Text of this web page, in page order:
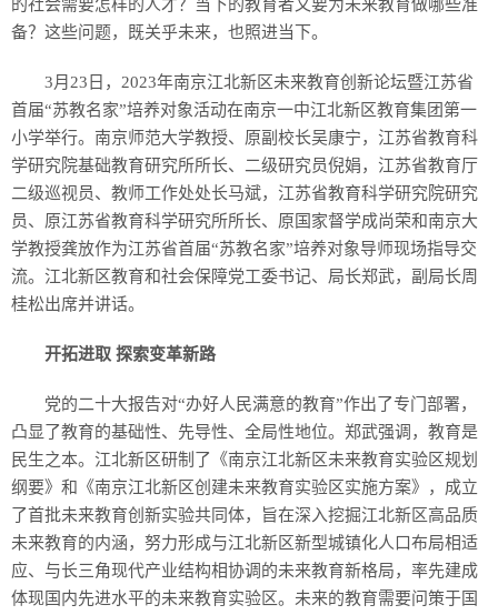
的社会需要怎样的人才？当下的教育者又要为未来教育做哪些准
备？这些问题，既关乎未来，也照进当下。
3月23日，2023年南京江北新区未来教育创新论坛暨江苏省
首届“苏教名家”培养对象活动在南京一中江北新区教育集团第一
小学举行。南京师范大学教授、原副校长吴康宁，江苏省教育科
学研究院基础教育研究所所长、二级研究员倪娟，江苏省教育厅
二级巡视员、教师工作处处长马斌，江苏省教育科学研究院研究
员、原江苏省教育科学研究所所长、原国家督学成尚荣和南京大
学教授龚放作为江苏省首届“苏教名家”培养对象导师现场指导交
流。江北新区教育和社会保障党工委书记、局长郑武，副局长周
桂松出席并讲话。
开拓进取 探索变革新路
党的二十大报告对“办好人民满意的教育”作出了专门部署，
凸显了教育的基础性、先导性、全局性地位。郑武强调，教育是
民生之本。江北新区研制了《南京江北新区未来教育实验区规划
纲要》和《南京江北新区创建未来教育实验区实施方案》，成立
了首批未来教育创新实验共同体，旨在深入挖掘江北新区高品质
未来教育的内涵，努力形成与江北新区新型城镇化人口布局相适
应、与长三角现代产业结构相协调的未来教育新格局，率先建成
体现国内先进水平的未来教育实验区。未来的教育需要问策于国